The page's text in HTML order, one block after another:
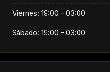
Viernes: 19:00 – 03:00
Sábado: 19:00 – 03:00